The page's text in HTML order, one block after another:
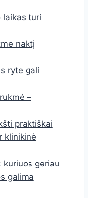
laikas turi
naktį
ryte gali
–
praktiškai
klinikinė
kuriuos geriau
galima